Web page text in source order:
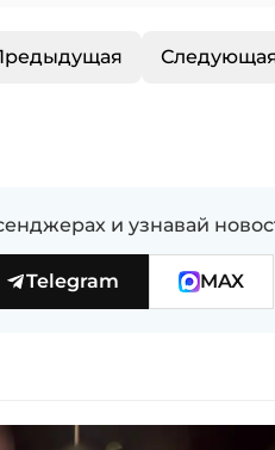
и узнавай
Telegram MAX